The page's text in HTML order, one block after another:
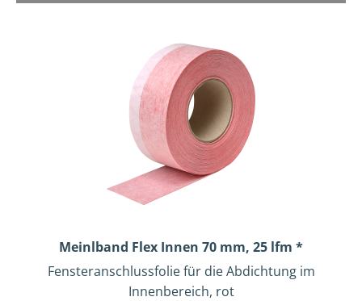
Meinlband Flex Innen 70 mm, 25 lfm *
Fensteranschlussfolie für die Abdichtung im
Innenbereich, rot